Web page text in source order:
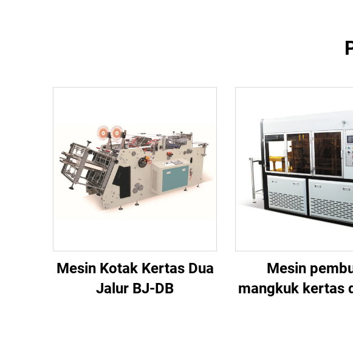
Mesin Kotak Kertas Dua
Jalur BJ-DB
Mesin
mangkuk kertas